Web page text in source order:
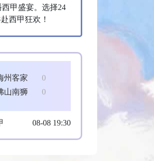
甲盛宴。选择24
西甲狂欢！
0
州客家
0
山南狮
08-08 19:30